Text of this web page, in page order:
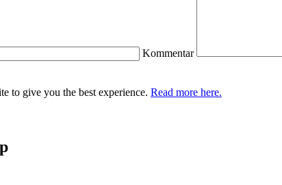
Kommentar
to give you the best experience. Read more here.